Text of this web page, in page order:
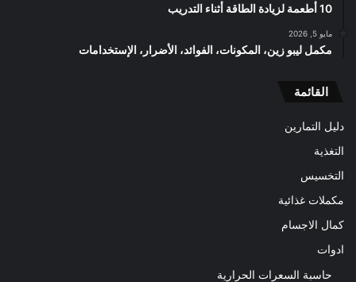
10 أطعمة لزيادة الطاقة أثناء التدريب
مايو 5, 2026
مكمل ليبو زين، المكونات، الفوائد، الأضرار، الإستخدامات
القائمة
دليل التمارين
التغذية
التخسيس
مكملات غذائية
كمال الاجسام
ادوات
حاسبة السعرات الحرارية